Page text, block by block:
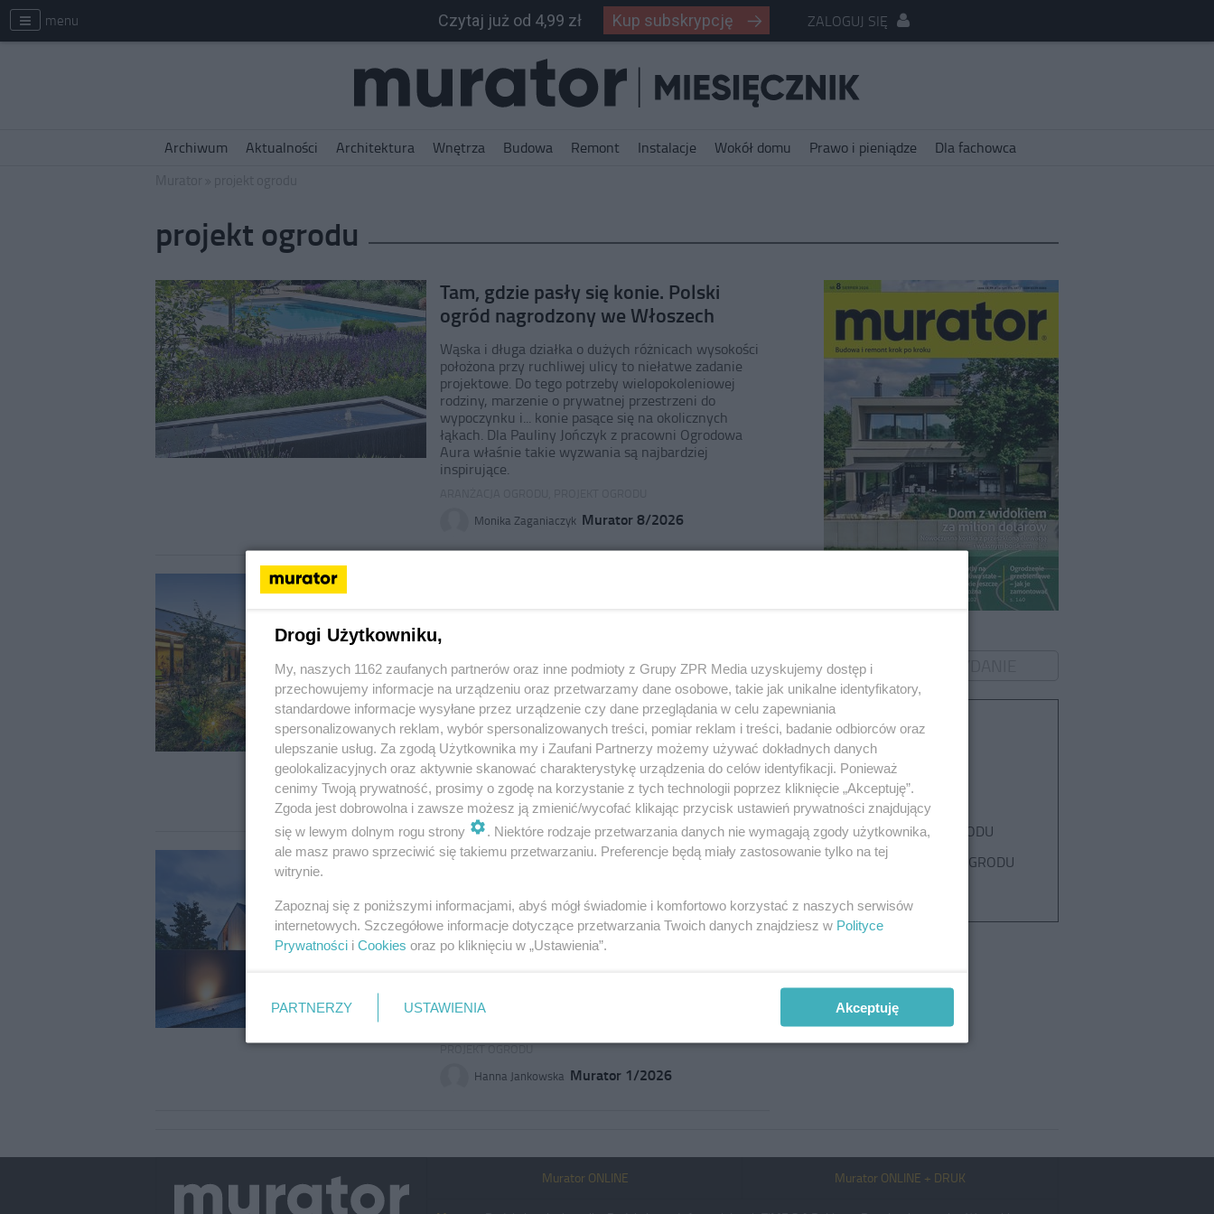
menu Czytaj już od 4,99 zł Kup subskrypcję ZALOGUJ SIĘ
Archiwum Aktualności Architektura Wnętrza Budowa Remont Instalacje Wokół domu Prawo i pieniądze Dla fachowca
projekt ogrodu
Tematy
OŚWIETLENIE
OGRODU
PROJEKT OGRODU
ARANŻACJA OGRODU
Tam, gdzie pasły się konie. Polski
ogród nagrodzony we Włoszech
Wąska i długa działka o dużych różnicach wysokości
położona przy ruchliwej ulicy to niełatwe zadanie
projektowe. Do tego potrzeby wielopokoleniowej
rodziny, marzenie o prywatnej przestrzeni do
wypoczynku i... konie pasące się na okolicznych
łąkach. Dla Pauliny Jończyk z pracowni Ogrodowa
Aura właśnie takie wyzwania są najbardziej
inspirujące.
Monika Zaganiaczyk Murator 8/2026
Ogrodowe światło dodaje roślinom uroku i sprawia,
że zieleń cieszy oko również po zmroku, a drzewa i
krzewy zachowują swój urok niezależnie od pory
roku. Ponadto subtelnie wyeksponowane sylwetki
drzew i krzewów, a także skąpane w świetle liście i
kwiaty dostarczają innych wrażeń estetycznych niż w
naturalnym świetle.
PROJEKT OGRODU
Hanna Jankowska Murator 7/2026
Płot w pełnym świetle. Sposoby na
i wjazdu
Oświetlenie ogrodzenia to idealny sposób, aby
podkreślić granice ogrodu i stworzyć spójną całość z
podnoszą komfort i bezpieczeństwo domowników.
PROJEKT OGRODU
Hanna Jankowska Murator 1/2026
Murator ONLINE Murator ONLINE + DRUK
Drogi Użytkowniku,
My, naszych 1162 zaufanych partnerów oraz inne podmioty z Grupy ZPR Media uzyskujemy dostęp i
przechowujemy informacje na urządzeniu oraz przetwarzamy dane osobowe, takie jak unikalne identyfikatory,
standardowe informacje wysyłane przez urządzenie czy dane przeglądania w celu zapewniania
spersonalizowanych reklam, wybór spersonalizowanych treści, pomiar reklam i treści, badanie odbiorców oraz
ulepszanie usług. Za zgodą Użytkownika my i Zaufani Partnerzy możemy używać dokładnych danych
geolokalizacyjnych oraz aktywnie skanować charakterystykę urządzenia do celów identyfikacji. Ponieważ
cenimy Twoją prywatność, prosimy o zgodę na korzystanie z tych technologii poprzez kliknięcie „Akceptuję”.
Zgoda jest dobrowolna i zawsze możesz ją zmienić/wycofać klikając przycisk ustawień prywatności znajdujący
się w lewym dolnym rogu strony
. Niektóre rodzaje przetwarzania danych nie wymagają zgody użytkownika,
ale masz prawo sprzeciwić się takiemu przetwarzaniu. Preferencje będą miały zastosowanie tylko na tej
witrynie.
Zapoznaj się z poniższymi informacjami, abyś mógł świadomie i komfortowo korzystać z naszych serwisów
internetowych. Szczegółowe informacje dotyczące przetwarzania Twoich danych znajdziesz w Polityce
Prywatności i Cookies oraz po kliknięciu w „Ustawienia”.
PARTNERZY USTAWIENIA Akceptuję